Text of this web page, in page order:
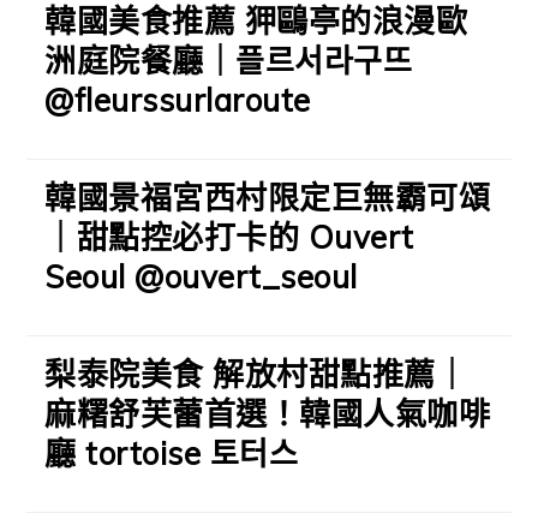
韓國美食推薦 狎鷗亭的浪漫歐
洲庭院餐廳｜플르서라구뜨
@fleurssurlaroute
韓國景福宮西村限定巨無霸可頌
｜甜點控必打卡的 Ouvert
Seoul @ouvert_seoul
梨泰院美食 解放村甜點推薦｜
麻糬舒芙蕾首選！韓國人氣咖啡
廳 tortoise 토터스